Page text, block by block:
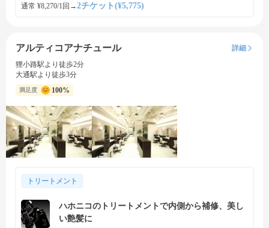
通常 ¥8,270/1回 →2チケット(¥5,775)
アルティコアナチュール
詳細
狸小路駅より徒歩2分
大通駅より徒歩3分
満足度 100%
トリートメント
ハホニコのトリートメントで内側から補修、美し
い艶髪に